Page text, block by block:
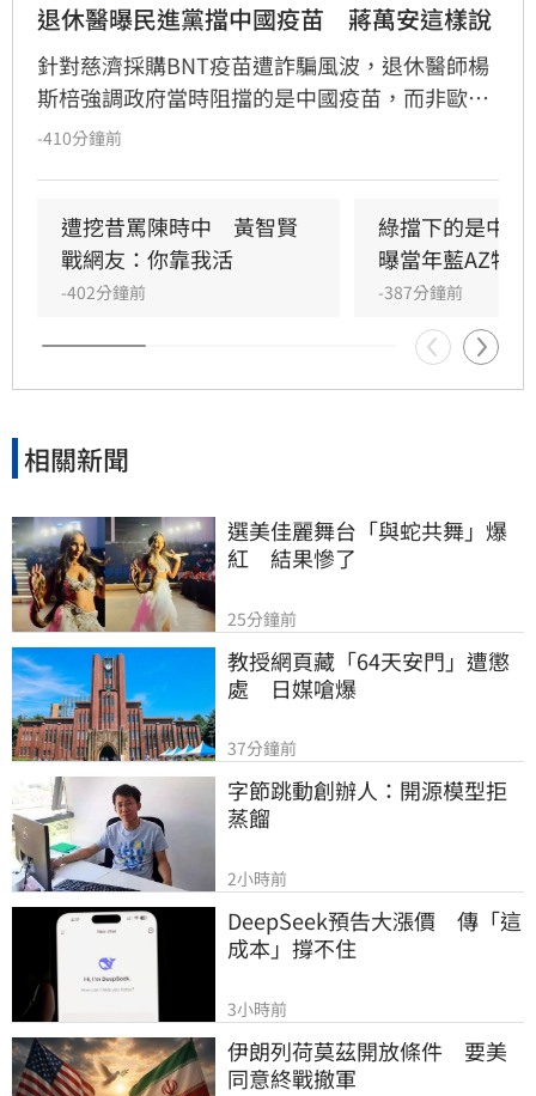
退休醫曝民進黨擋中國疫苗　蔣萬安這樣說
針對慈濟採購BNT疫苗遭詐騙風波，退休醫師楊
斯棓強調政府當時阻擋的是中國疫苗，而非歐美
疫苗。然而，台北市長蔣萬安則反駁，指出疫情
-410分鐘前
遭挖昔罵陳時中　黃智賢
戰網友：你靠我活
-402分鐘前
綠擋下的是中
曝當年藍AZ特
-387分鐘前
相關新聞
選美佳麗舞台「與蛇共舞」爆
紅　結果慘了
25分鐘前
教授網頁藏「64天安門」遭懲
處　日媒嗆爆
37分鐘前
字節跳動創辦人：開源模型拒
蒸餾
2小時前
DeepSeek預告大漲價　傳「這
成本」撐不住
3小時前
伊朗列荷莫茲開放條件　要美
同意終戰撤軍